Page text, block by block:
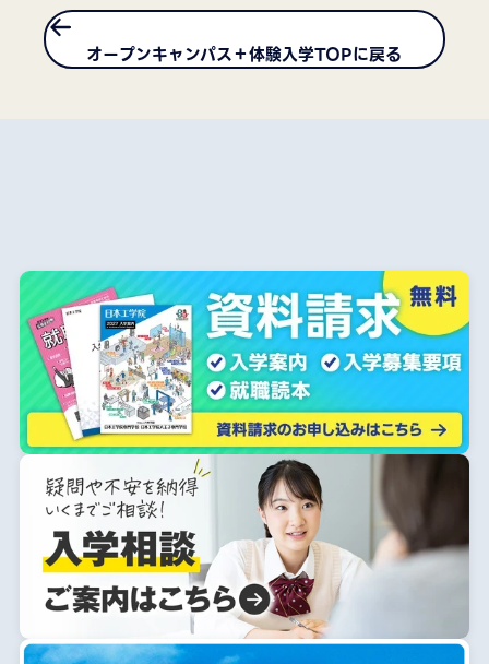
オープンキャンパス＋体験入学TOPに戻る